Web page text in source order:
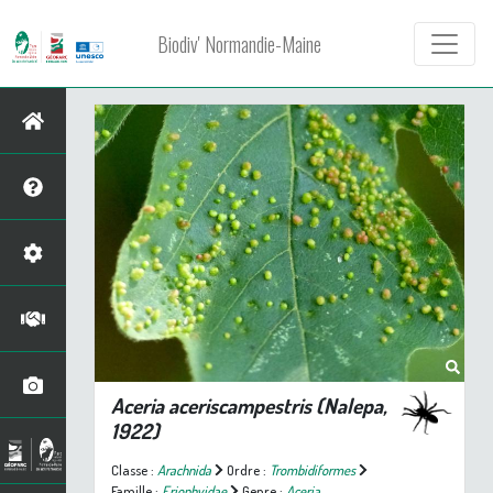
Biodiv' Normandie-Maine
Aceria aceriscampestris(Nalepa,
1922)
Classe : Arachnida Ordre : Trombidiformes